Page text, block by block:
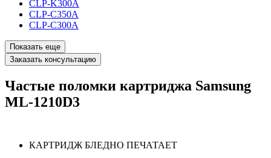
CLP-K300A
CLP-C350A
CLP-C300A
Показать еще
Заказать консультацию
Частые поломки картриджа Samsung
ML-1210D3
КАРТРИДЖ БЛЕДНО ПЕЧАТАЕТ